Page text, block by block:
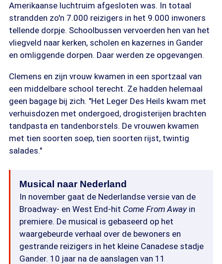
Amerikaanse luchtruim afgesloten was. In totaal
strandden zo'n 7.000 reizigers in het 9.000 inwoners
tellende dorpje. Schoolbussen vervoerden hen van het
vliegveld naar kerken, scholen en kazernes in Gander
en omliggende dorpen. Daar werden ze opgevangen.
Clemens en zijn vrouw kwamen in een sportzaal van
een middelbare school terecht. Ze hadden helemaal
geen bagage bij zich. "Het Leger Des Heils kwam met
verhuisdozen met ondergoed, drogisterijen brachten
tandpasta en tandenborstels. De vrouwen kwamen
met tien soorten soep, tien soorten rijst, twintig
salades."
Musical naar Nederland
In november gaat de Nederlandse versie van de
Broadway- en West End-hit Come From Away in
premiere. De musical is gebaseerd op het
waargebeurde verhaal over de bewoners en
gestrande reizigers in het kleine Canadese stadje
Gander. 10 jaar na de aanslagen van 11